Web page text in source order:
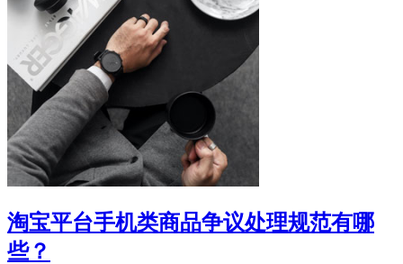
淘宝平台手机类商品争议处理规范有哪
些？